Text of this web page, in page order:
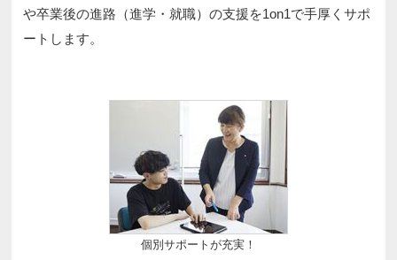
や卒業後の進路（進学・就職）の支援を1on1で手厚くサポ
ートします。
個別サポートが充実！